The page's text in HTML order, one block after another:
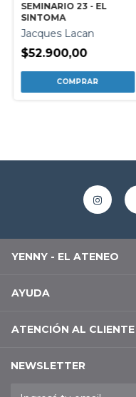
SEMINARIO 23 - EL
SINTOMA
Jacques Lacan
$52.900,00
YENNY - EL ATENEO
AYUDA
ATENCIÓN AL CLIENTE
NEWSLETTER